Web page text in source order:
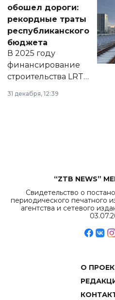
появился в базе
нормативных
правовых актов и
на сайте маслихат
города.
обошел дороги:
рекордные траты
республиканского
бюджета
В 2025 году
финансирование
строительства LRT
в Астане из
республиканского
31 декабря, 12:39
“ZTB NEWS”
Свидетельство о
периодического печатного
агентства и сетевого
О